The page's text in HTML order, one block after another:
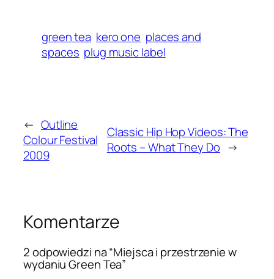
green tea kero one places and
spaces plug music label
← Outline
Colour Festival
2009
Classic Hip Hop Videos: The
Roots – What They Do →
Komentarze
2 odpowiedzi na “Miejsca i przestrzenie w
wydaniu Green Tea”